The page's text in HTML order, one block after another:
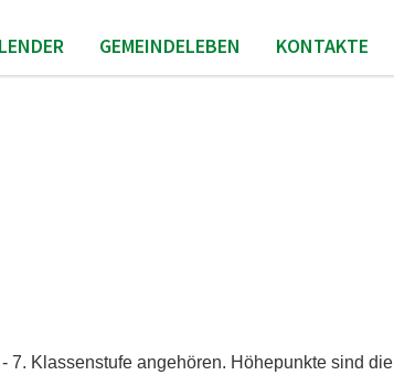
GEMEINDELEBEN KONTAKTE
7. Klassenstufe angehören. Höhepunkte sind die